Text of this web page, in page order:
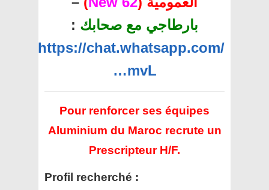
بارطاجي مع صحابك :
https://chat.whatsapp.com/
…mvL
Pour renforcer ses équipes
Aluminium du Maroc recrute un
Prescripteur H/F.
Profil recherché :